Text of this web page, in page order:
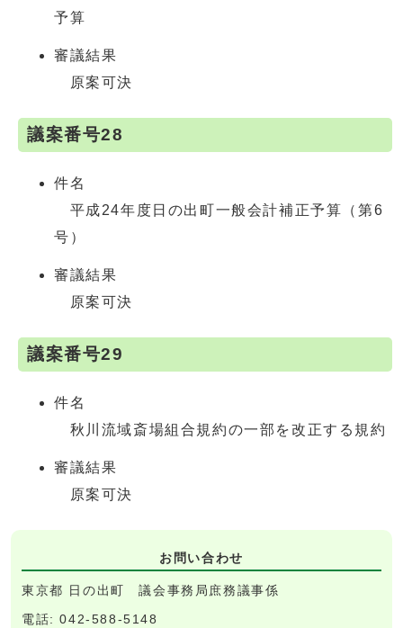
予算
審議結果
原案可決
議案番号28
件名
平成24年度日の出町一般会計補正予算（第6
号）
審議結果
原案可決
議案番号29
件名
秋川流域斎場組合規約の一部を改正する規約
審議結果
原案可決
お問い合わせ
東京都 日の出町 議会事務局庶務議事係
電話: 042-588-5148